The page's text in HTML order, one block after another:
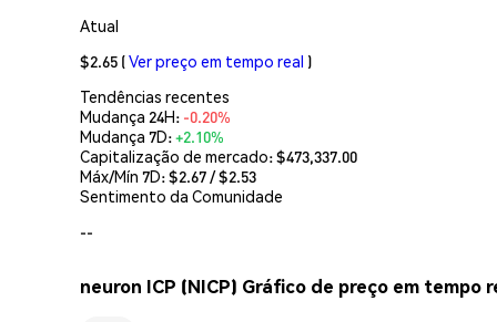
Atual
$2.65 (Ver preço em tempo real )
Tendências recentes
Mudança 24H: -0.20%
Mudança 7D:+2.10%
Capitalização de mercado:$473,337.00
Máx/Mín 7D: $2.67/ $2.53
Sentimento da Comunidade
--
neuron ICP (NICP) Gráfico de preço em tempo